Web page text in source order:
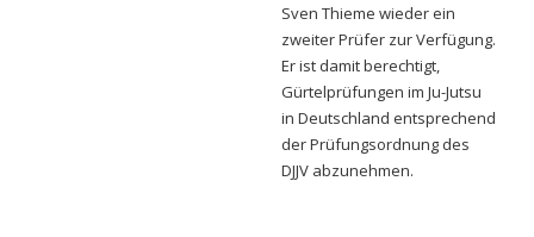
Sven Thieme wieder ein
zweiter Prüfer zur Verfügung.
Er ist damit berechtigt,
Gürtelprüfungen im Ju-Jutsu
in Deutschland entsprechend
der Prüfungsordnung des
DJJV abzunehmen.